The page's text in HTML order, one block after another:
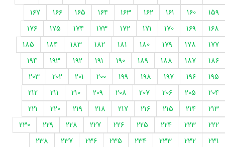
159
160
161
162
163
164
165
166
167
168
169
170
171
172
173
174
175
176
177
178
179
180
181
182
183
184
185
186
187
188
189
190
191
192
193
194
195
196
197
198
199
200
201
202
203
204
205
206
207
208
209
210
211
212
213
214
215
216
217
218
219
220
221
222
223
224
225
226
227
228
229
230
231
232
233
234
235
236
237
238